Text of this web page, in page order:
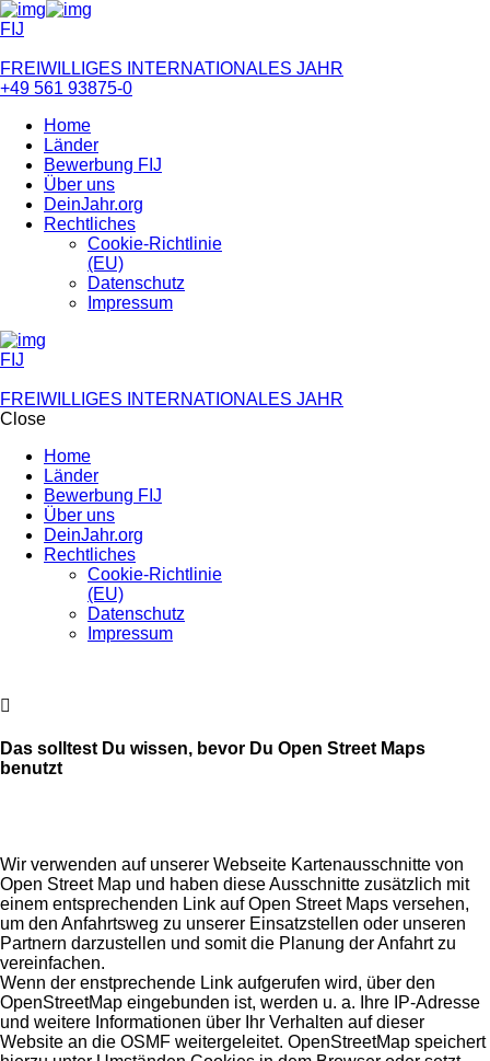
FIJ
FREIWILLIGES INTERNATIONALES JAHR
+49 561 93875-0
Home
Länder
Bewerbung FIJ
Über uns
DeinJahr.org
Rechtliches
Cookie-Richtlinie
(EU)
Datenschutz
Impressum
FIJ
FREIWILLIGES INTERNATIONALES JAHR
Close
Home
Länder
Bewerbung FIJ
Über uns
DeinJahr.org
Rechtliches
Cookie-Richtlinie
(EU)
Datenschutz
Impressum
Das solltest Du wissen, bevor Du Open Street Maps
benutzt
Wir verwenden auf unserer Webseite Kartenausschnitte von
Open Street Map und haben diese Ausschnitte zusätzlich mit
einem entsprechenden Link auf Open Street Maps versehen,
um den Anfahrtsweg zu unserer Einsatzstellen oder unseren
Partnern darzustellen und somit die Planung der Anfahrt zu
vereinfachen.
Wenn der enstprechende Link aufgerufen wird, über den
OpenStreetMap eingebunden ist, werden u. a. Ihre IP-Adresse
und weitere Informationen über Ihr Verhalten auf dieser
Website an die OSMF weitergeleitet. OpenStreetMap speichert